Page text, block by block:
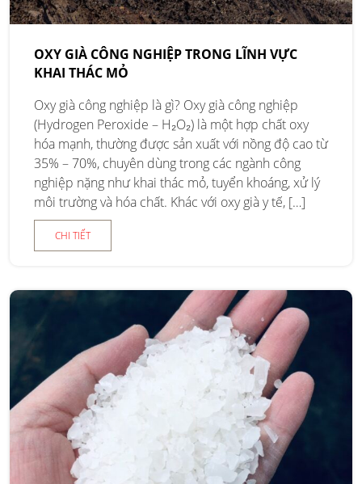
OXY GIÀ CÔNG NGHIỆP TRONG LĨNH VỰC
KHAI THÁC MỎ
Oxy già công nghiệp là gì? Oxy già công nghiệp
(Hydrogen Peroxide – H₂O₂) là một hợp chất oxy
hóa mạnh, thường được sản xuất với nồng độ cao từ
35% – 70%, chuyên dùng trong các ngành công
nghiệp nặng như khai thác mỏ, tuyển khoáng, xử lý
môi trường và hóa chất. Khác với oxy già y tế, […]
CHI TIẾT